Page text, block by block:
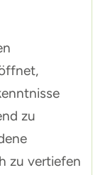
zu
zu vertiefen